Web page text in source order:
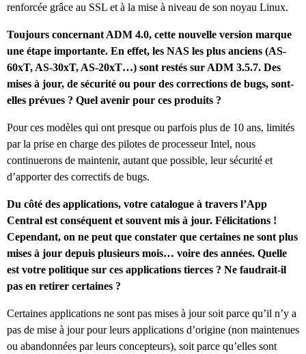
renforcée grâce au SSL et à la mise à niveau de son noyau Linux.
Toujours concernant ADM 4.0, cette nouvelle version marque
une étape importante. En effet, les NAS les plus anciens (AS-
60xT, AS-30xT, AS-20xT…) sont restés sur ADM 3.5.7. Des
mises à jour, de sécurité ou pour des corrections de bugs, sont-
elles prévues ? Quel avenir pour ces produits ?
Pour ces modèles qui ont presque ou parfois plus de 10 ans, limités
par la prise en charge des pilotes de processeur Intel, nous
continuerons de maintenir, autant que possible, leur sécurité et
d’apporter des correctifs de bugs.
Du côté des applications, votre catalogue à travers l’App
Central est conséquent et souvent mis à jour. Félicitations !
Cependant, on ne peut que constater que certaines ne sont plus
mises à jour depuis plusieurs mois… voire des années. Quelle
est votre politique sur ces applications tierces ? Ne faudrait-il
pas en retirer certaines ?
Certaines applications ne sont pas mises à jour soit parce qu’il n’y a
pas de mise à jour pour leurs applications d’origine (non maintenues
ou abandonnées par leurs concepteurs), soit parce qu’elles sont